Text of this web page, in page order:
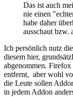
Das ist auch
nie einen
habe daher
ausschaut bzw.
Ich persönlich nutz
diesem hier,
abgenommen.
entfernt, aber wohl
die Leute sollen
in jedem Addon